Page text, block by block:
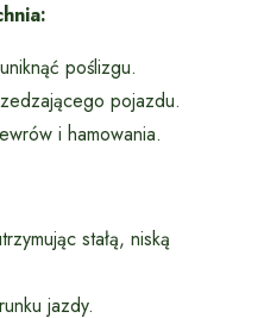
poślizgu.
pojazdu.
i hamowania.
stałą, niską
jazdy.